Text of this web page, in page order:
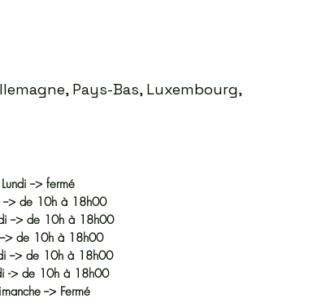
Pays-Bas, Luxembourg,
Lundi --> fermé
--> de 10h à 18h00
--> de 10h à 18h00
--> de 10h à 18h00
--> de 10h à 18h00
-> de 10h à 18h00
--> Fermé